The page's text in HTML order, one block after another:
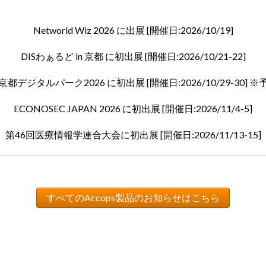
Networld Wiz 2026 に出展 [開催日:2026/10/19]
DISわぁるど in 京都 に初出展 [開催日:2026/10/21-22]
都デジタルパーク2026 に初出展 [開催日:2026/10/29-30] ※
ECONOSEC JAPAN 2026 に初出展 [開催日:2026/11/4-5]
第46回医療情報学連合大会に初出展 [開催日:2026/11/13-15]
すべてのAccops製品のお知らせはこちら